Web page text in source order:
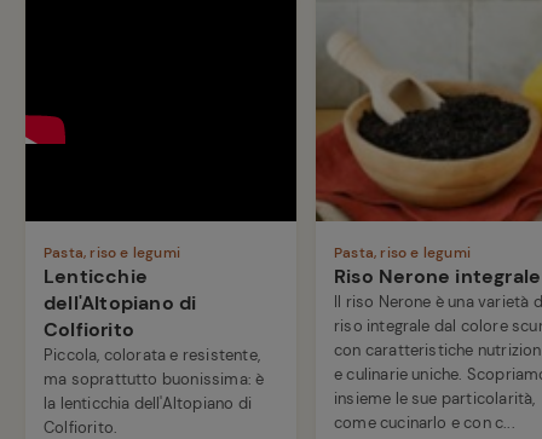
Pasta, riso e legumi
Lenticchie
dell'Altopiano di
Colfiorito
Piccola, colorata e resistente,
ma soprattutto buonissima: è
la lenticchia dell'Altopiano di
Colfiorito.
Pasta, riso e legumi
Riso Nerone integrale
Il riso Nerone è una varietà
riso integrale dal colore
con caratteristiche
e culinarie uniche.
insieme le sue particolarità,
come cucinarlo e con c...